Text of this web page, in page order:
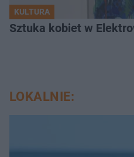
KULTURA
Sztuka kobiet w
LOKALNIE: